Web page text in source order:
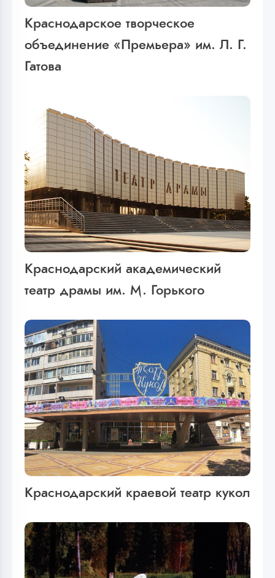
Краснодарское творческое
объединение «Премьера» им. Л. Г.
Гатова
Краснодарский академический
театр драмы им. М. Горького
Краснодарский краевой театр кукол